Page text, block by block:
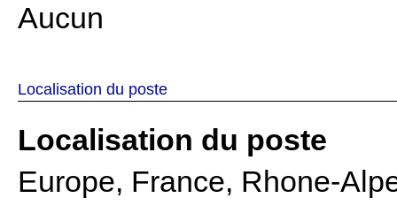
Aucun
Localisation du poste
Localisation du poste
Europe, France, Rhone-